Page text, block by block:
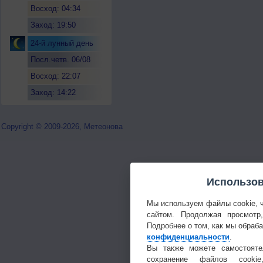
Восход: 04:34
Заход: 19:50
24-й лунный день
Посл.четв. 06/08
Восход: 22:07
Заход: 14:22
Copyright © 2009-2026, Метеонова
Мы используем файлы cookie,
сайтом. Продолжая
Подробнее о том, как мы
конфиденциальности.
Вы также можете
сохранение файлов